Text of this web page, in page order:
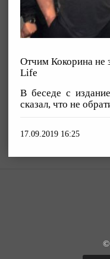
Отчим Кокорина не
Life
В беседе с
сказал, что не
17.09.2019 16:25
©